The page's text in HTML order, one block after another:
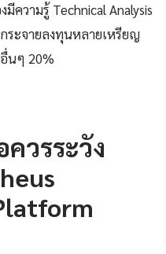
ความรู้ Technical Analysis
ระจายลงทุนหลายเหรียญ
นๆ 20%
วรระวัง